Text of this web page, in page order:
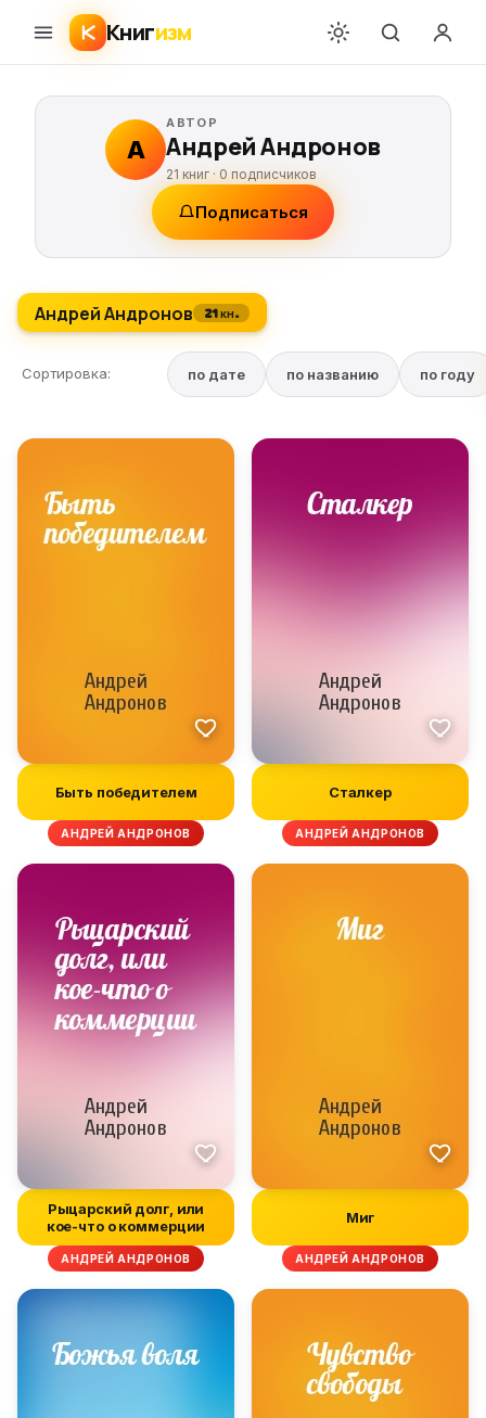
Книгизм
А
АВТОР
Андрей Андронов
21 книг ·0 подписчиков
Подписаться
Андрей Андронов 21 кн.
Сортировка: по дате по названию по году
Быть победителем
АНДРЕЙ АНДРОНОВ
Сталкер
АНДРЕЙ АНДРОНОВ
Рыцарский долг, или
кое-что о коммерции
АНДРЕЙ АНДРОНОВ
Миг
АНДРЕЙ АНДРОНОВ